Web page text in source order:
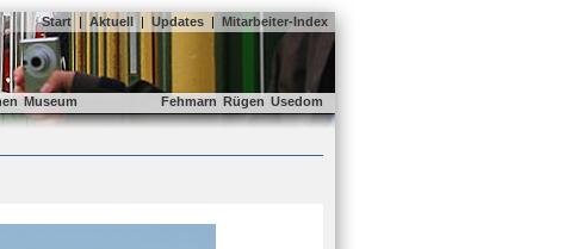
Start | Aktuell | Updates | Mitarbeiter-Index
Museum Fehmarn Rügen Usedom